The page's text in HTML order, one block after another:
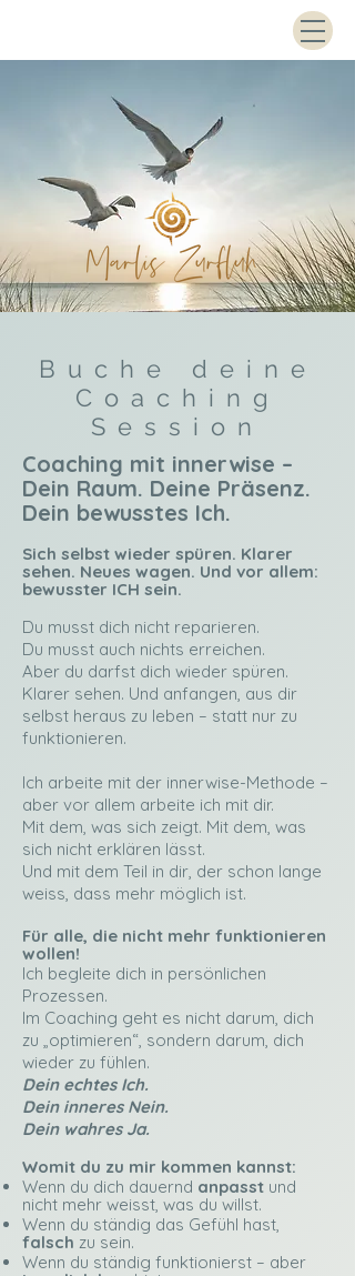
Buche deine
Coaching
Session
Coaching mit innerwise –
Dein Raum. Deine Präsenz.
Dein bewusstes Ich.
Sich selbst wieder spüren. Klarer
sehen. Neues wagen. Und vor allem:
bewusster ICH sein.
Du musst dich nicht reparieren.
Du musst auch nichts erreichen.
Aber du darfst dich wieder spüren.
Klarer sehen. Und anfangen, aus dir
selbst heraus zu leben – statt nur zu
funktionieren.
Ich arbeite mit der innerwise-Methode –
aber vor allem arbeite ich mit dir.
Mit dem, was sich zeigt. Mit dem, was
sich nicht erklären lässt.
Und mit dem Teil in dir, der schon lange
weiss, dass mehr möglich ist.
Für alle, die nicht mehr funktionieren
wollen!
Ich begleite dich in persönlichen
Prozessen.
Im Coaching geht es nicht darum, dich
zu „optimieren“, sondern darum, dich
wieder zu fühlen.
Dein echtes Ich.
Dein inneres Nein.
Dein wahres Ja.
Womit du zu mir kommen kannst:
Wenn du dich dauernd anpasst und
nicht mehr weisst, was du willst.
Wenn du ständig das Gefühl hast,
falsch zu sein.
Wenn du ständig funktionierst – aber